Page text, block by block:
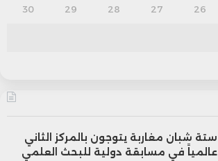
26
27
28
29
30
ستة شبان مغاربة يتوجون بالمركز الثاني
عالمياً في مسابقة دولية للبحث العلمي